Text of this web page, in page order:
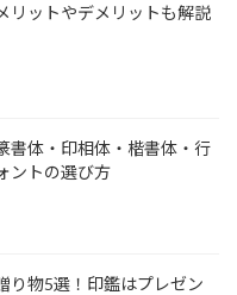
リットやデメリットも解説
書体・印相体・楷書体・行
ントの選び方
り物5選！印鑑はプレゼン